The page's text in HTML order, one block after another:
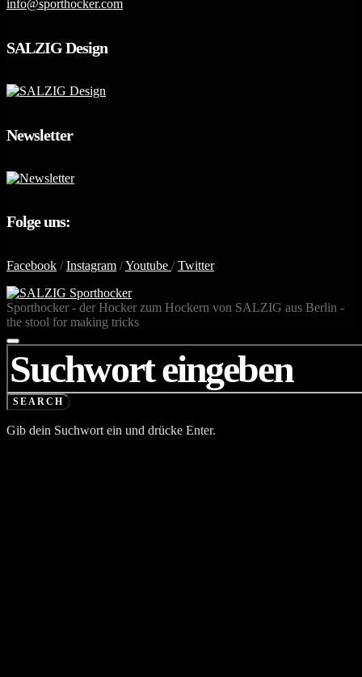
info@sporthocker.com
SALZIG Design
Newsletter
Folge uns:
Facebook /Instagram /Youtube /Twitter
Sporthocker - der Hocker zum Hockern von SALZIG aus Berlin -
the stool for making tricks
SUCHE
NACH:
SEARCH
Gib dein Suchwort ein und drücke Enter.